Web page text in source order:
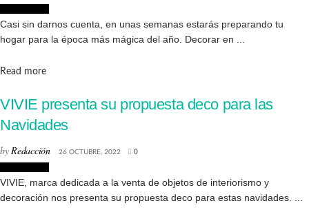
Casi sin darnos cuenta, en unas semanas estarás preparando tu
hogar para la época más mágica del año. Decorar en ...
Read moreDetails
VIVIE presenta su propuesta deco para las
Navidades
by Redacción 26 OCTUBRE, 2022 0
VIVIE, marca dedicada a la venta de objetos de interiorismo y
decoración nos presenta su propuesta deco para estas navidades. ...